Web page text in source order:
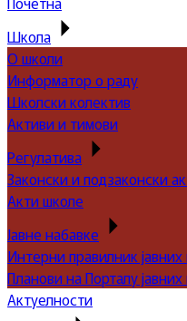
Школа
О школи
Информатор о раду
Школски колектив
Активи и тимови
Регулатива
Законски и подзаконски
Акти школе
Јавне набавке
Интерни правилник
Планови на Порталу
Актуелности